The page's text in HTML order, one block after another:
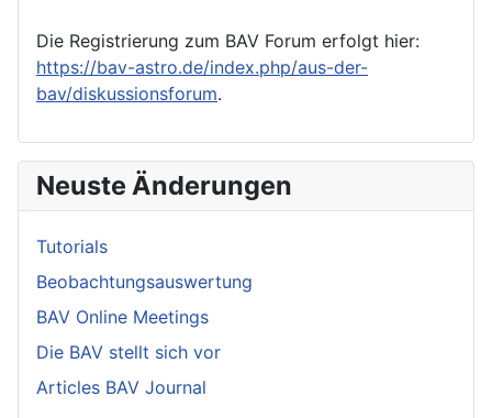
Die Registrierung zum BAV Forum erfolgt hier:
https://bav-astro.de/index.php/aus-der-
bav/diskussionsforum.
Neuste Änderungen
Tutorials
Beobachtungsauswertung
BAV Online Meetings
Die BAV stellt sich vor
Articles BAV Journal